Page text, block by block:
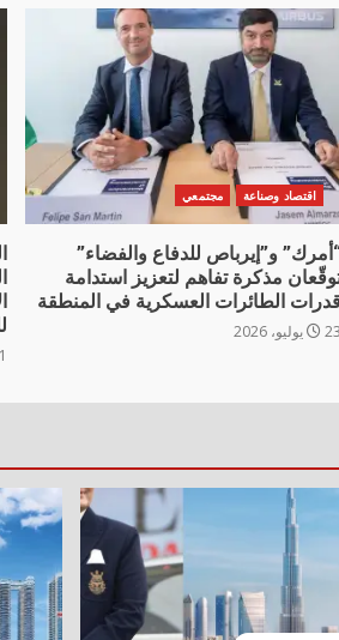
اقتصاد وصناعة مجتمعي
و”إيرباص للدفاع والفضاء”
مذكرة تفاهم لتعزيز استدامة
قدرات الطائرات العسكرية في المنطقة
23 يوليو، 2026
1 يوليو، 2026